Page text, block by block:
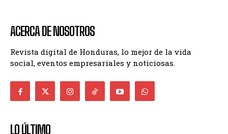
ACERCA DE NOSOTROS
Revista digital de Honduras, lo mejor de la vida
social, eventos empresariales y noticiosas.
LO ÚLTIMO